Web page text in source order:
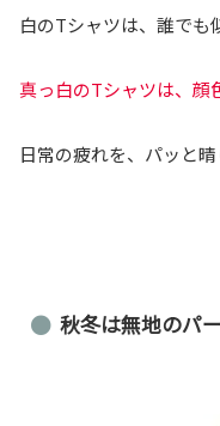
白のTシャツは、誰でも
真っ白のTシャツは、顔
日常の疲れを、パッと晴
秋冬は無地のパ